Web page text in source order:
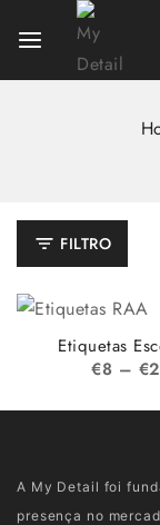
FILTRO
Etiquetas
€8 – €
A My Detail foi
presença no